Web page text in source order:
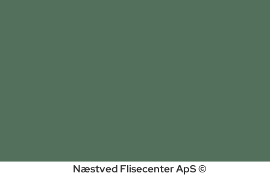
Næstved Flisecenter ApS ©